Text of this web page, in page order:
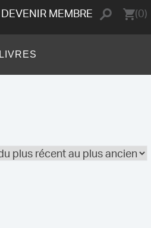
DEVENIR MEMBRE (0)
LIVRES